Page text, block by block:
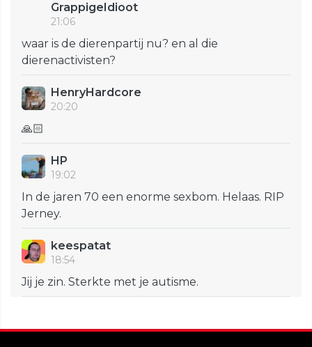
GrappigeIdioot
21:06
waar is de dierenpartij nu? en al die
dierenactivisten?
HenryHardcore
20:20
🙏🏻
HP
19:02
In de jaren 70 een enorme sexbom. Helaas. RIP
Jerney.
keespatat
18:54
Jij je zin. Sterkte met je autisme.